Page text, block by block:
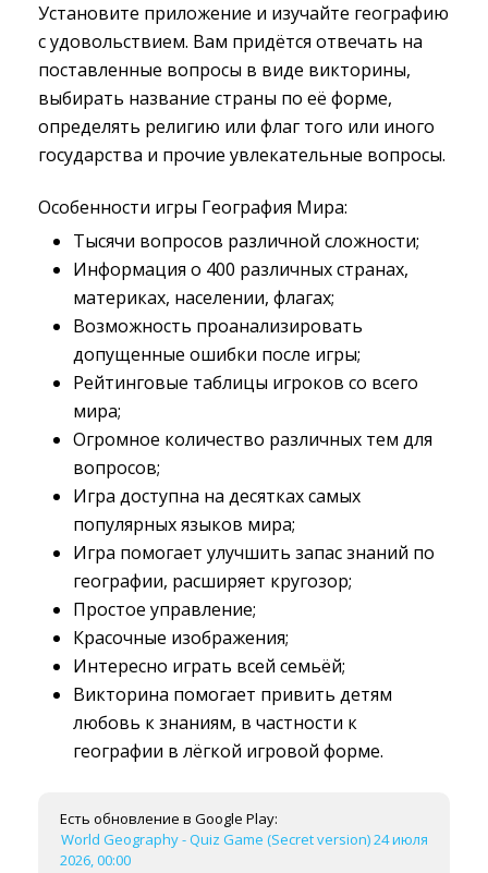
Установите приложение и изучайте географию
с удовольствием. Вам придётся отвечать на
поставленные вопросы в виде викторины,
выбирать название страны по её форме,
определять религию или флаг того или иного
государства и прочие увлекательные вопросы.
Особенности игры География Мира:
Тысячи вопросов различной сложности;
Информация о 400 различных странах,
материках, населении, флагах;
Возможность проанализировать
допущенные ошибки после игры;
Рейтинговые таблицы игроков со всего
мира;
Огромное количество различных тем для
вопросов;
Игра доступна на десятках самых
популярных языков мира;
Игра помогает улучшить запас знаний по
географии, расширяет кругозор;
Простое управление;
Красочные изображения;
Интересно играть всей семьёй;
Викторина помогает привить детям
любовь к знаниям, в частности к
географии в лёгкой игровой форме.
Есть обновление в Google Play:
World Geography - Quiz Game (Secret version) 24 июля
2026, 00:00